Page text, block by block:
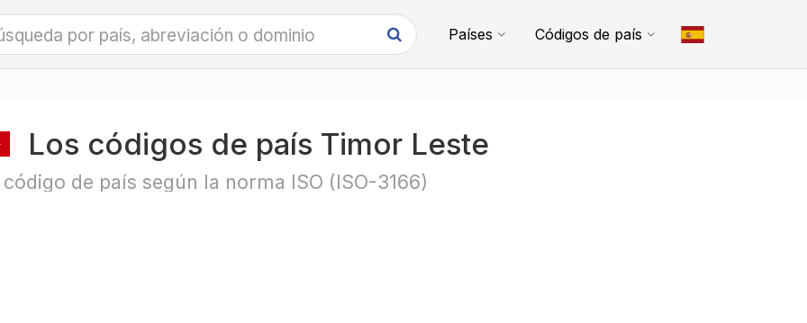
Países Códigos de país
Los códigos de país Timor Leste
de país según la norma ISO (ISO-3166)